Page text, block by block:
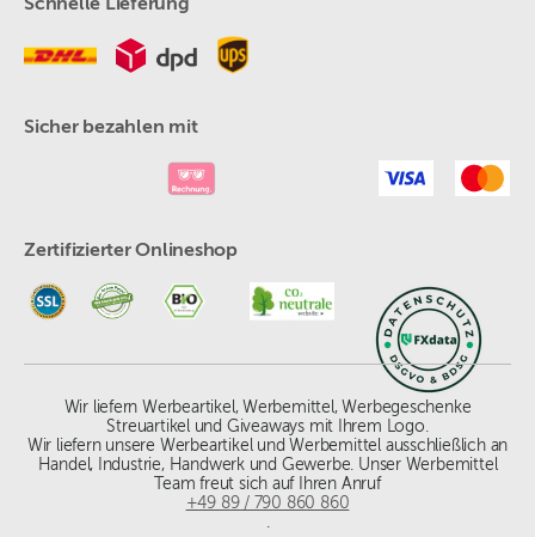
Schnelle Lieferung
Sicher bezahlen mit
Zertifizierter Onlineshop
Wir liefern Werbeartikel, Werbemittel, Werbegeschenke
Streuartikel und Giveaways mit Ihrem Logo.
Wir liefern unsere Werbeartikel und Werbemittel ausschließlich an
Handel, Industrie, Handwerk und Gewerbe. Unser Werbemittel
Team freut sich auf Ihren Anruf
+49 89 / 790 860 860
.